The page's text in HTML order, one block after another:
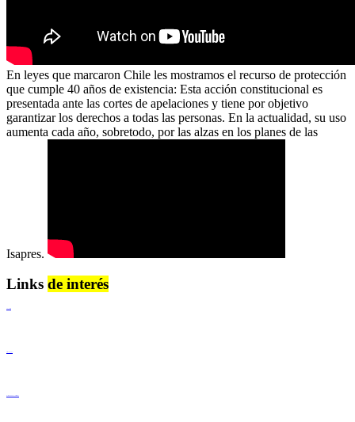
En leyes que marcaron Chile les mostramos el recurso de protección
que cumple 40 años de existencia: Esta acción constitucional es
presentada ante las cortes de apelaciones y tiene por objetivo
garantizar los derechos a todas las personas. En la actualidad, su uso
aumenta cada año, sobretodo, por las alzas en los planes de las
Isapres.
Links de interés